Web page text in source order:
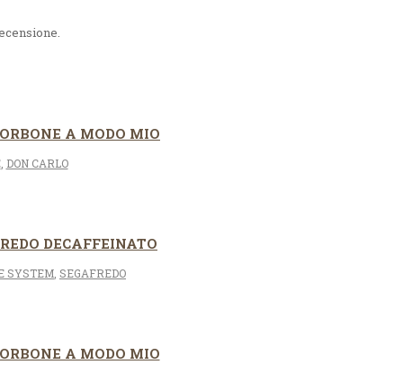
A MODO MIO
, DON CARLO
DECAFFEINATO
SYSTEM SEGAFREDO
A MODO MIO